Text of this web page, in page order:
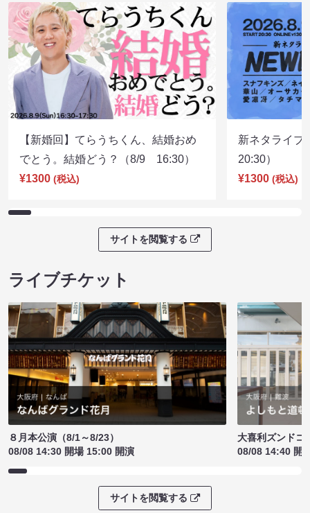
【新婚回】てらうちくん、結婚おめ
でとう。結婚どう？（8/9 16:30）
¥1300 (税込)
新ネタライ
20:30）
¥1300 (税込)
サイトを閲覧する
ライブチケット
８月本公演（8/1～8/23）
08/08 14:30 開場 15:00 開演
大喜利ズンドコ
08/08 14:40 開
サイトを閲覧する